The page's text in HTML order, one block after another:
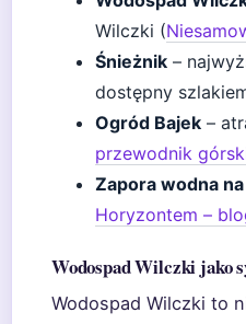
Wilczki (
Śnieżnik –
dostępny
Ogród Bajek –
przewodnik
Zapora wodna
Horyzontem –
Wodospad Wilczki jako
Wodospad Wilczki to